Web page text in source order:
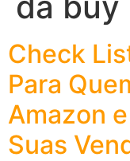
Check
Para
Amazon
Suas